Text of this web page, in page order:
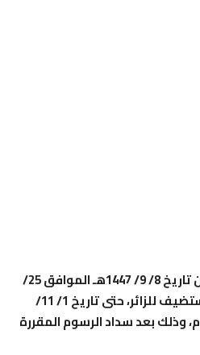
تمديد التأشيرات المنتهية من تاريخ 8/ 9/ 1447هـ الموافق 25/
2/ 2026م، بناءً على طلب المستضيف للزائر، حتى تاريخ 1/ 11/
1447هـ الموافق 18/ 4/ 2026م، وذلك بعد سداد الرسوم المقررة